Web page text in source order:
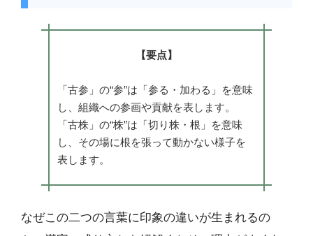
【要点】
「古参」の“参”は「参る・加わる」を意味
し、組織への参画や貢献を表します。
「古株」の“株”は「切り株・根」を意味
し、その場に根を張って動かない様子を
表します。
なぜこの二つの言葉に印象の違いが生まれるの